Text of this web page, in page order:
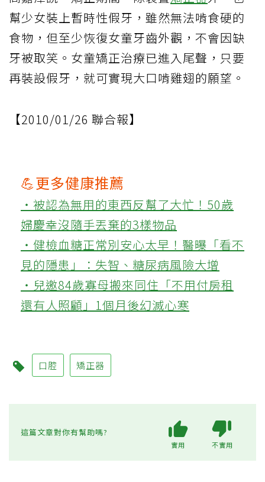
幫少女裝上暫時性假牙，雖然無法啃食硬的
食物，但至少恢復女童牙齒外觀，不會因缺
牙被取笑。女童矯正治療已進入尾聲，只要
再裝設假牙，就可實現大口啃雞翅的願望。
【2010/01/26 聯合報】
💪更多健康推薦
‧被認為無用的東西反幫了大忙！50歲
婦慶幸沒隨手丟棄的3樣物品
‧健檢血糖正常別安心太早！醫曝「看不
見的隱患」：失智、糖尿病風險大增
‧兒邀84歲寡母搬來同住「不用付房租
還有人照顧」1個月後幻滅心寒
口腔 矯正器
這篇文章對你有幫助嗎?
實用 不實用